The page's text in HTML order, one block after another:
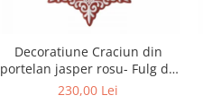
Decoratiune Craciun din
portelan jasper rosu- Fulg de
nea Pierced
230,00 Lei